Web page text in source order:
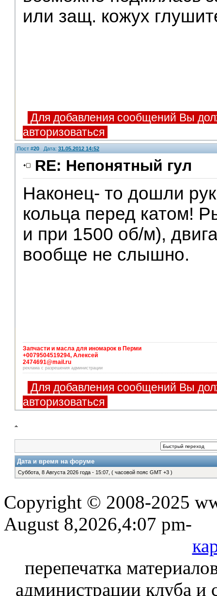
или защ. кожух
Для добавления сообщений Вы
авторизоваться
Пост #20 Дата: 31.05.2012 14:52
RE: Непонятный гул
Наконец- то дошли
кольца перед катом!
и при 1500 об/м),
вообще не слышно.
Запчасти и масла для иномарок в Перми
+0079504519294, Алексей
2474691@mail.ru
реклама с разрешения администрации
Для добавления сообщений Вы
авторизоваться
Дата и время на форуме
Суббота, 8 Августа 2026 года - 15:07, ( часовой пояс GMT +3 )
Copyright © 2008-2025
August 8,2026,4:07 pm-
перепечатка
администрации клуба и